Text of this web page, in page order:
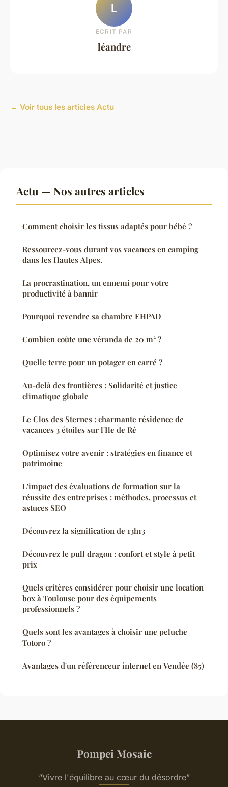
L
ECRIT PAR
léandre
← Voir tous les articles Actu
Actu — Nos autres articles
Comment choisir les tissus adaptés pour bébé ?
Ressourcez-vous durant vos vacances en camping
dans les Hautes Alpes.
La procrastination, un ennemi pour votre
productivité à bannir
Pourquoi revendre sa chambre EHPAD
Combien coûte une véranda de 20 m² ?
Quelle terre pour un potager en carré ?
Au-delà des frontières : Solidarité et justice
climatique globale
Le Clos des Sternes : charmante résidence de
vacances 3 étoiles sur l'Ile de Ré
Optimisez votre avenir : stratégies en finance et
patrimoine
L'impact des évaluations de formation sur la
réussite des entreprises : méthodes, processus et
astuces SEO
Découvrez la signification de 13h13
Découvrez le pull dragon : confort et style à petit
prix
Quels critères considérer pour choisir une location
box à Toulouse pour des équipements
professionnels ?
Quels sont les avantages à choisir une peluche
Totoro ?
Avantages d'un référenceur internet en Vendée (85)
Pompei Mosaic
“Vivre l'équilibre au cœur du désordre”